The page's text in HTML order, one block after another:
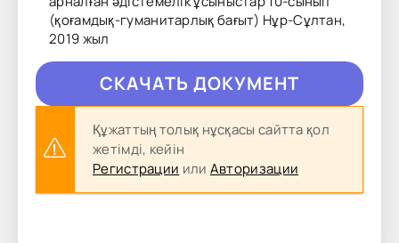
(қоғамдық-гуманитарлық бағыт) Нұр-Сұлтан,
2019 жыл
CКAЧAТЬ ДОКУМЕНТ
Құжаттың толық нұсқасы сайтта қол
жетімді, кейін
Регистрации или Авторизации